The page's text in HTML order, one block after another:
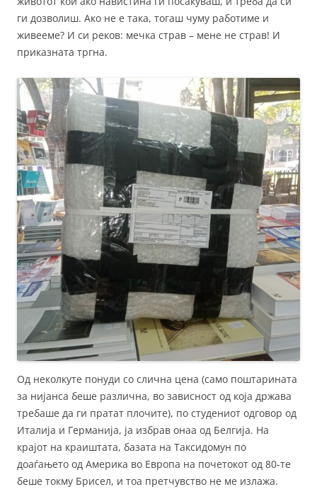
ги дозволиш. Ако не е така, тогаш чуму работиме и
живееме? И си реков: мечка страв – мене не страв! И
приказната тргна.
Од неколкуте понуди со слична цена (само поштарината
за нијанса беше различна, во зависност од која држава
требаше да ги пратат плочите), по студениот одговор од
Италија и Германија, ја избрав онаа од Белгија. На
крајот на краиштата, базата на Таксидомун по
доаѓањето од Америка во Европа на почетокот од 80-те
беше токму Брисел, и тоа претчувство не ме излажа.